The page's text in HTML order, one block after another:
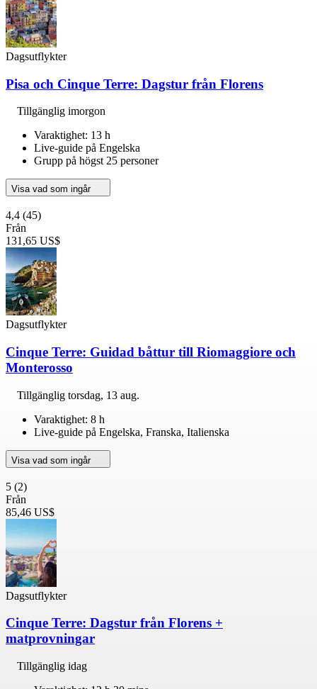
Dagsutflykter
Pisa och Cinque Terre: Dagstur från Florens
Tillgänglig imorgon
Varaktighet: 13 h
Live-guide på Engelska
Grupp på högst 25 personer
Visa vad som ingår
4,4 (45)
Från
131,65 US$
Dagsutflykter
Cinque Terre: Guidad båttur till Riomaggiore och
Monterosso
Tillgänglig torsdag, 13 aug.
Varaktighet: 8 h
Live-guide på Engelska, Franska, Italienska
Visa vad som ingår
5 (2)
Från
85,46 US$
Dagsutflykter
Cinque Terre: Dagstur från Florens +
matprovningar
Tillgänglig idag